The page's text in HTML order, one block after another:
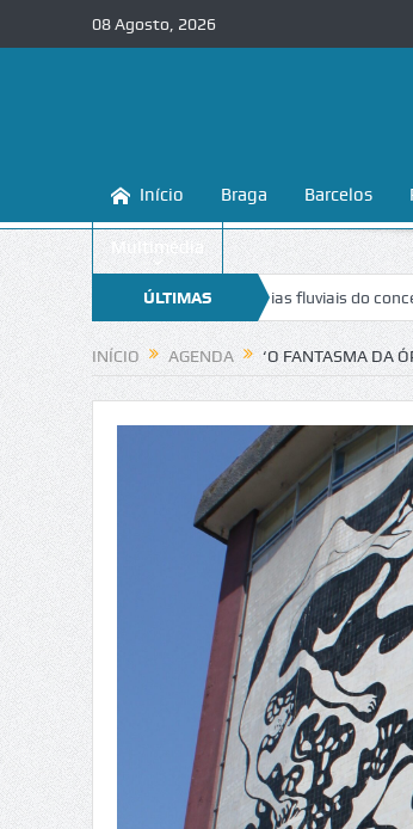
08 Agosto, 2026
Início Braga Barcelos
Multimédia
ÚLTIMAS
NOTÍCIAS
e proteger as praias fluviais do concelho
INÍCIO AGENDA ‘O FANTASMA DA